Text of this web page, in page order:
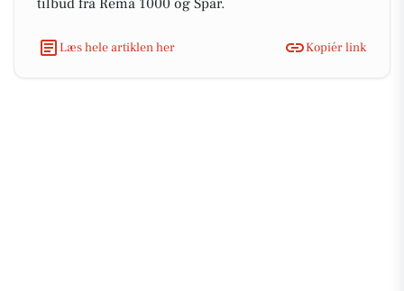
tilbud fra Rema 1000 og Spar.
Læs hele artiklen her Kopiér link